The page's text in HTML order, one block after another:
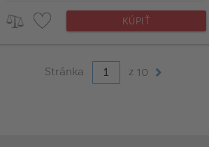
KÚPIŤ
Stránka z 10